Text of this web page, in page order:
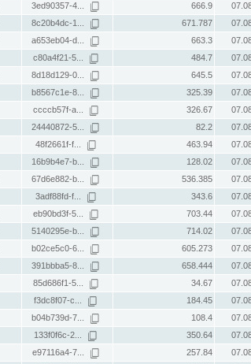
3ed90357-4... 666.9
8c20b4dc-1... 671.787
a653eb04-d... 663.3
c80a4f21-5... 484.7
8d18d129-0... 645.5
b8567c1e-8... 325.39
ccccb57f-a... 326.67
24440872-5... 82.2
48f2661f-f... 463.94
16b9b4e7-b... 128.02
67d6e882-b... 536.385
3adf88fd-f... 343.6
eb90bd3f-5... 703.44
5140295e-b... 714.02
b02ce5c0-6... 605.273
391bbba5-8... 658.444
85d686f1-5... 34.67
f3dc8f07-c... 184.45
b04b739d-7... 108.4
133f0f6c-2... 350.64
e97116a4-7... 257.84